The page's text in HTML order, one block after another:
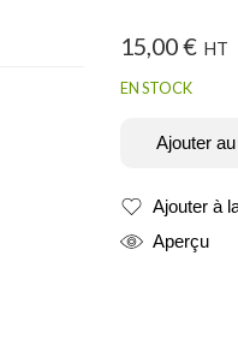
15,00€ HT
EN STOCK
Ajouter
Ajouter à
Produit
Aperçu